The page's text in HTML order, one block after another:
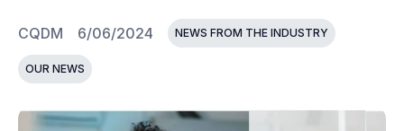
CQDM 6/06/2024 NEWS FROM THE INDUSTRY
OUR NEWS